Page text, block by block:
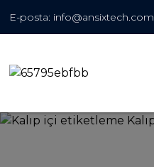
E-posta: info@ansixtech.com